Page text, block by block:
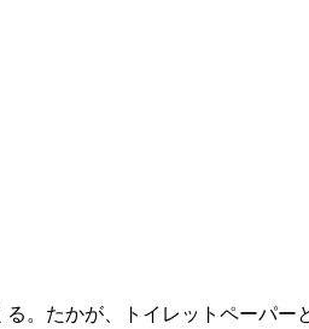
。たかが、トイレットペーパー